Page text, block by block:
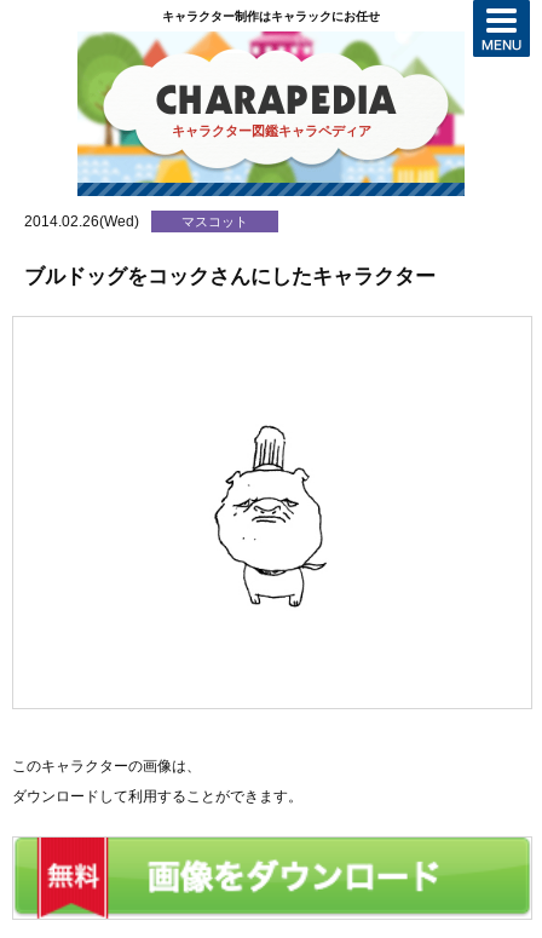
キャラクター制作はキャラックにお任せ
キャラクター図鑑キャラペディア
2014.02.26(Wed) マスコット
ブルドッグをコックさんにしたキャラクター
このキャラクターの画像は、
ダウンロードして利用することができます。